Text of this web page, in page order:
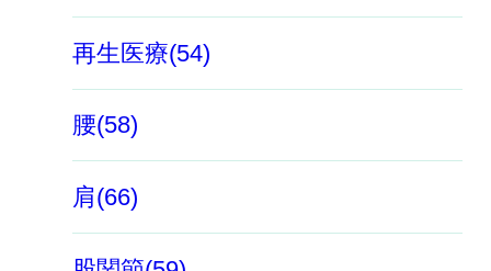
再生医療(54)
腰(58)
肩(66)